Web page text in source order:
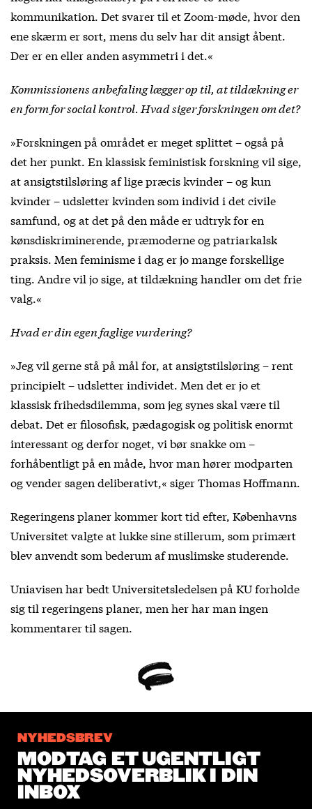
kommunikation. Det svarer til et Zoom-møde, hvor den
ene skærm er sort, mens du selv har dit ansigt åbent.
Der er en eller anden asymmetri i det.«
Kommissionens anbefaling lægger op til, at tildækning er
en form for social kontrol. Hvad siger forskningen om det?
»Forskningen på området er meget splittet – også på
det her punkt. En klassisk feministisk forskning vil sige,
at ansigtstilsløring af lige præcis kvinder – og kun
kvinder – udsletter kvinden som individ i det civile
samfund, og at det på den måde er udtryk for en
kønsdiskriminerende, præmoderne og patriarkalsk
praksis. Men feminisme i dag er jo mange forskellige
ting. Andre vil jo sige, at tildækning handler om det frie
valg.«
Hvad er din egen faglige vurdering?
»Jeg vil gerne stå på mål for, at ansigtstilsløring – rent
principielt – udsletter individet. Men det er jo et
klassisk frihedsdilemma, som jeg synes skal være til
debat. Det er filosofisk, pædagogisk og politisk enormt
interessant og derfor noget, vi bør snakke om –
forhåbentligt på en måde, hvor man hører modparten
og vender sagen deliberativt,« siger Thomas Hoffmann.
Regeringens planer kommer kort tid efter, Københavns
Universitet valgte at lukke sine stillerum, som primært
blev anvendt som bederum af muslimske studerende.
Uniavisen har bedt Universitetsledelsen på KU forholde
sig til regeringens planer, men her har man ingen
kommentarer til sagen.
NYHEDSBREV
MODTAG ET UGENTLIGT
NYHEDSOVERBLIK I DIN
INBOX